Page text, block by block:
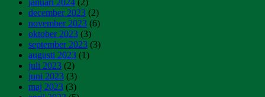
januari 2024 (2)
december 2023 (2)
november 2023 (6)
oktober 2023 (3)
september 2023 (3)
augusti 2023 (1)
juli 2023 (2)
juni 2023 (3)
maj 2023 (3)